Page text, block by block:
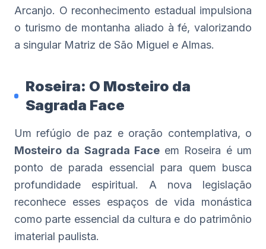
Arcanjo. O reconhecimento estadual impulsiona
o turismo de montanha aliado à fé, valorizando
a singular Matriz de São Miguel e Almas.
Roseira: O Mosteiro da
Sagrada Face
Um refúgio de paz e oração contemplativa, o
Mosteiro da Sagrada Faceem Roseira é um
ponto de parada essencial para quem busca
profundidade espiritual. A nova legislação
reconhece esses espaços de vida monástica
como parte essencial da cultura e do patrimônio
imaterial paulista.